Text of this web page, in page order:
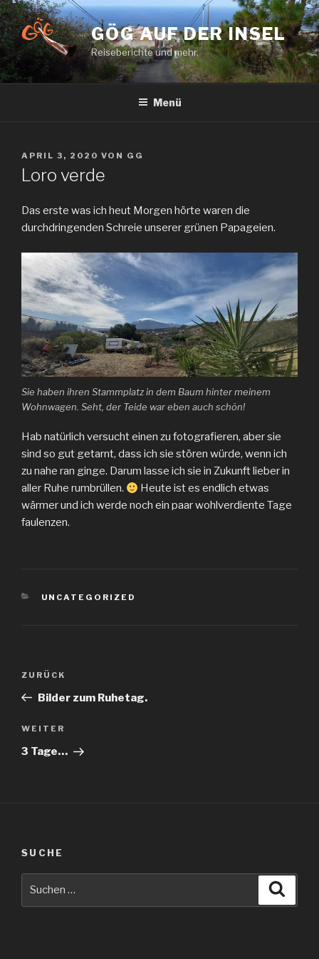
Zum
Inhalt
springen
GÖG AUF DER INSEL
Reiseberichte und mehr.
Menü
VERÖFFENTLICHT
AM
APRIL 3, 2020 VON GG
Loro verde
Das erste was ich heut Morgen hörte waren die
durchdringenden Schreie unserer grünen Papageien.
Sie haben ihren Stammplatz in dem Baum hinter meinem
Wohnwagen. Seht, der Teide war eben auch schön!
Hab natürlich versucht einen zu fotografieren, aber sie
sind so gut getarnt, dass ich sie stören würde, wenn ich
zu nahe ran ginge. Darum lasse ich sie in Zukunft lieber in
aller Ruhe rumbrüllen.
Heute ist es endlich etwas
wärmer und ich werde noch ein paar wohlverdiente Tage
faulenzen.
KATEGORIEN
UNCATEGORIZED
Beitragsnavigation
Vorheriger
Beitrag
ZURÜCK
Bilder zum Ruhetag.
Nächster
Beitrag
WEITER
3 Tage…
SUCHE